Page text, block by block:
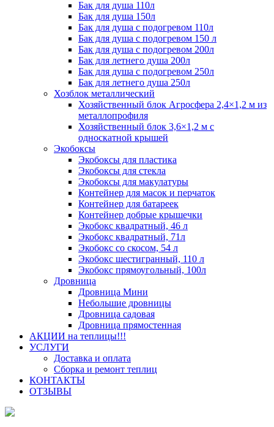
Бак для душа 110л
Бак для душа 150л
Бак для душа с подогревом 110л
Бак для душа с подогревом 150 л
Бак для душа с подогревом 200л
Бак для летнего душа 200л
Бак для душа с подогревом 250л
Бак для летнего душа 250л
Хозблок металлический
Хозяйственный блок Агросфера 2,4×1,2 м из
металлопрофиля
Хозяйственный блок 3,6×1,2 м с
односкатной крышей
Экобоксы
Экобоксы для пластика
Экобоксы для стекла
Экобоксы для макулатуры
Контейнер для масок и перчаток
Контейнер для батареек
Контейнер добрые крышечки
Экобокс квадратный, 46 л
Экобокс квадратный, 71л
Экобокс со скосом, 54 л
Экобокс шестигранный, 110 л
Экобокс прямоугольный, 100л
Дровница
Дровница Мини
Небольшие дровницы
Дровница садовая
Дровница прямостенная
АКЦИИ на теплицы!!!
УСЛУГИ
Доставка и оплата
Сборка и ремонт теплиц
КОНТАКТЫ
ОТЗЫВЫ